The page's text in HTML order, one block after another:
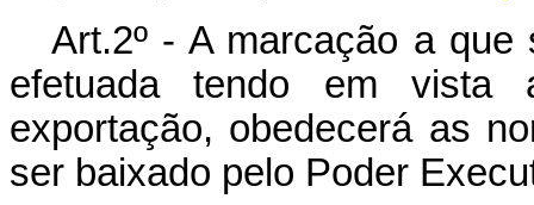
Art.2º - A marcação a
efetuada tendo em vista
exportação, obedecerá as
ser baixado pelo Poder